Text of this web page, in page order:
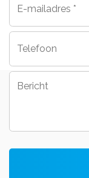
mailadres *